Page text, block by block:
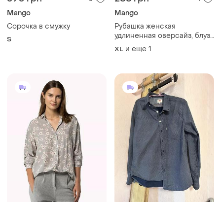
Mango
Сорочка в смужку
S
Mango
Рубашка женская
удлиненная оверсайз, блуза
на пуговицах с цветочным
принтом mango
XL и еще 1